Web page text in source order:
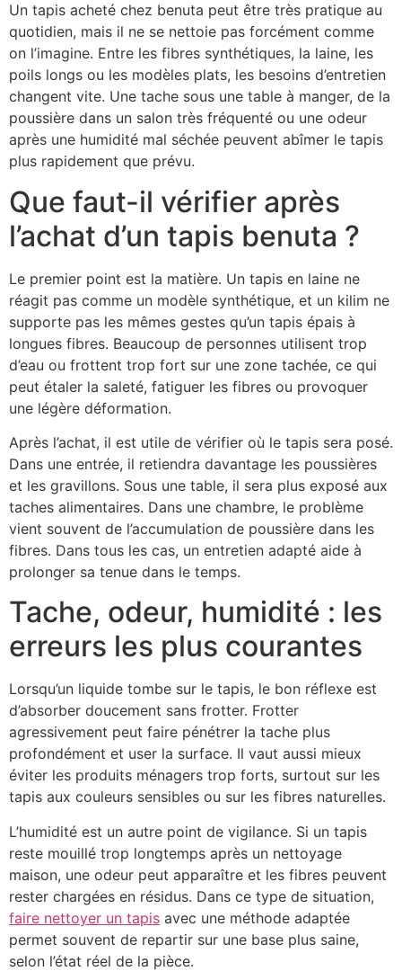
Un tapis acheté chez benuta peut être très pratique au
quotidien, mais il ne se nettoie pas forcément comme
on l’imagine. Entre les fibres synthétiques, la laine, les
poils longs ou les modèles plats, les besoins d’entretien
changent vite. Une tache sous une table à manger, de la
poussière dans un salon très fréquenté ou une odeur
après une humidité mal séchée peuvent abîmer le tapis
plus rapidement que prévu.
Que faut-il vérifier après
l’achat d’un tapis benuta ?
Le premier point est la matière. Un tapis en laine ne
réagit pas comme un modèle synthétique, et un kilim ne
supporte pas les mêmes gestes qu’un tapis épais à
longues fibres. Beaucoup de personnes utilisent trop
d’eau ou frottent trop fort sur une zone tachée, ce qui
peut étaler la saleté, fatiguer les fibres ou provoquer
une légère déformation.
Après l’achat, il est utile de vérifier où le tapis sera posé.
Dans une entrée, il retiendra davantage les poussières
et les gravillons. Sous une table, il sera plus exposé aux
taches alimentaires. Dans une chambre, le problème
vient souvent de l’accumulation de poussière dans les
fibres. Dans tous les cas, un entretien adapté aide à
prolonger sa tenue dans le temps.
Tache, odeur, humidité : les
erreurs les plus courantes
Lorsqu’un liquide tombe sur le tapis, le bon réflexe est
d’absorber doucement sans frotter. Frotter
agressivement peut faire pénétrer la tache plus
profondément et user la surface. Il vaut aussi mieux
éviter les produits ménagers trop forts, surtout sur les
tapis aux couleurs sensibles ou sur les fibres naturelles.
L’humidité est un autre point de vigilance. Si un tapis
reste mouillé trop longtemps après un nettoyage
maison, une odeur peut apparaître et les fibres peuvent
rester chargées en résidus. Dans ce type de situation,
faire nettoyer un tapis avec une méthode adaptée
permet souvent de repartir sur une base plus saine,
selon l’état réel de la pièce.